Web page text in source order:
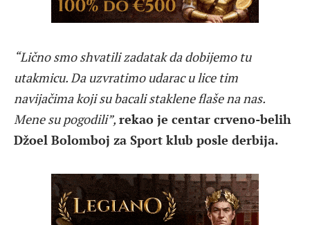
“Lično smo shvatili zadatak da dobijemo tu
utakmicu. Da uzvratimo udarac u lice tim
navijačima koji su bacali staklene flaše na nas.
Mene su pogodili”, rekao je centar crveno-belih
Džoel Bolomboj za Sport klub posle derbija.